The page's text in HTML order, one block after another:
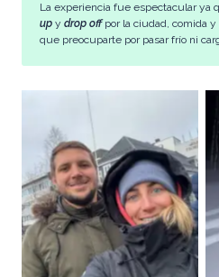
La experiencia fue espectacular ya
up y drop offpor la ciudad, comida y
que preocuparte por pasar frío ni
Durante el día, gorrito, una
buena
campera y muchas capas de
ropa